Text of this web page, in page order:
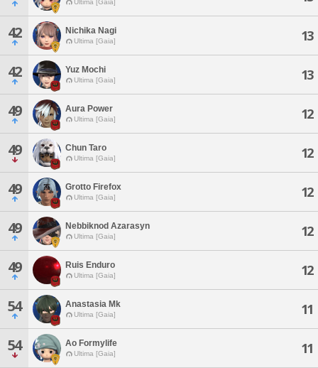
Ultima [Gaia]
42 Nichika Nagi
Ultima [Gaia] 13
42 Yuz Mochi
Ultima [Gaia] 13
49 Aura Power
Ultima [Gaia] 12
49 Chun Taro
Ultima [Gaia] 12
49 Grotto Firefox
Ultima [Gaia] 12
49 Nebbiknod Azarasyn
Ultima [Gaia] 12
49 Ruis Enduro
Ultima [Gaia] 12
54 Anastasia Mk
Ultima [Gaia] 11
54 Ao Formylife
Ultima [Gaia] 11